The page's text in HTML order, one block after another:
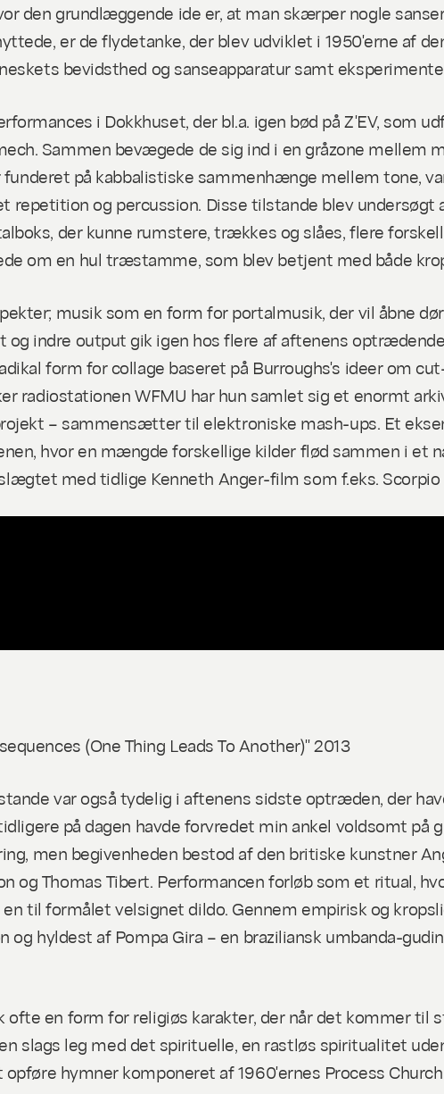
den grundlæggende ide er, at man skærper nogle
er de flydetanke, der blev udviklet i 1950'erne af
bevidsthed og sanseapparatur samt
i Dokkhuset, der bl.a. igen bød på Z'EV, som
Sammen bevægede de sig ind i en gråzone mellem
på kabbalistiske sammenhænge mellem tone,
og percussion. Disse tilstande blev undersøgt
der kunne rumstere, trækkes og slåes, flere
om en hul træstamme, som blev betjent med både
musik som en form for portalmusik, der vil åbne
indre output gik igen hos flere af aftenens
form for collage baseret på Burroughs's ideer om
radiostationen WFMU har hun samlet sig et enormt
– sammensætter til elektroniske mash-ups. Et
hvor en mængde forskellige kilder flød sammen i et
med tidlige Kenneth Anger-film som f.eks.
(One Thing Leads To Another)" 2013
var også tydelig i aftenens sidste optræden, der
på dagen havde forvredet min ankel voldsomt på
men begivenheden bestod af den britiske kunstner
og Thomas Tibert. Performancen forløb som et ritual,
til formålet velsignet dildo. Gennem empirisk og
og hyldest af Pompa Gira – en braziliansk umbanda-
en form for religiøs karakter, der når det kommer til
slags leg med det spirituelle, en rastløs spiritualitet
hymner komponeret af 1960'ernes Process